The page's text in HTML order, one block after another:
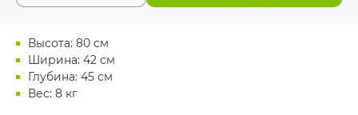
Высота: 80 см
Ширина: 42 см
Глубина: 45 см
Вес: 8 кг